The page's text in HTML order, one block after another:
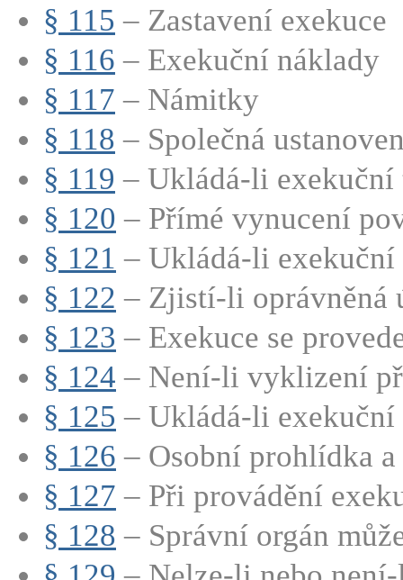
§ 115 – Zastavení exekuce
§ 116 – Exekuční náklady
§ 117 – Námitky
§ 118 – Společná
§ 119 – Ukládá-li
§ 120 – Přímé vynucení
§ 121 – Ukládá-li
§ 122 – Zjistí-li oprávněná
§ 123 – Exekuce se
§ 124 – Není-li vyklizení
§ 125 – Ukládá-li
§ 126 – Osobní prohlídka
§ 127 – Při provádění
§ 128 – Správní orgán